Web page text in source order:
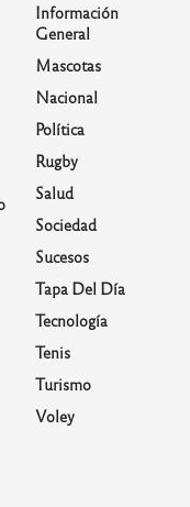
Información
General
Mascotas
Nacional
Política
Rugby
Salud
Sociedad
Sucesos
Tapa Del Día
Tecnología
Tenis
Turismo
Voley